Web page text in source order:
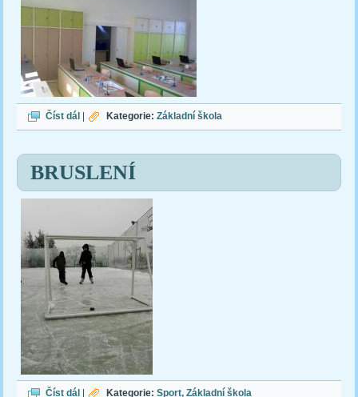
Číst dál Nové učebny
| Kategorie:Základní škola
BRUSLENÍ
Číst dál BRUSLENÍ
| Kategorie:Sport Základní škola